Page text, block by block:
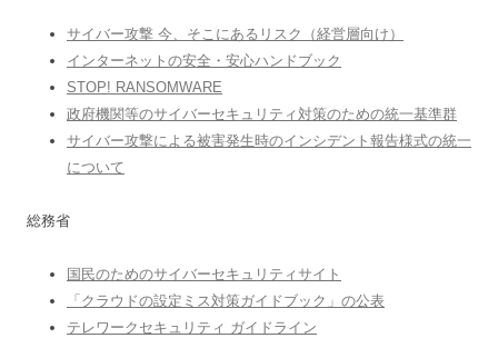
サイバー攻撃 今、そこにあるリスク（経営層向け）
インターネットの安全・安心ハンドブック
STOP! RANSOMWARE
政府機関等のサイバーセキュリティ対策のための統一基準群
サイバー攻撃による被害発生時のインシデント報告様式の統一
について
総務省
国民のためのサイバーセキュリティサイト
「クラウドの設定ミス対策ガイドブック」の公表
テレワークセキュリティ ガイドライン